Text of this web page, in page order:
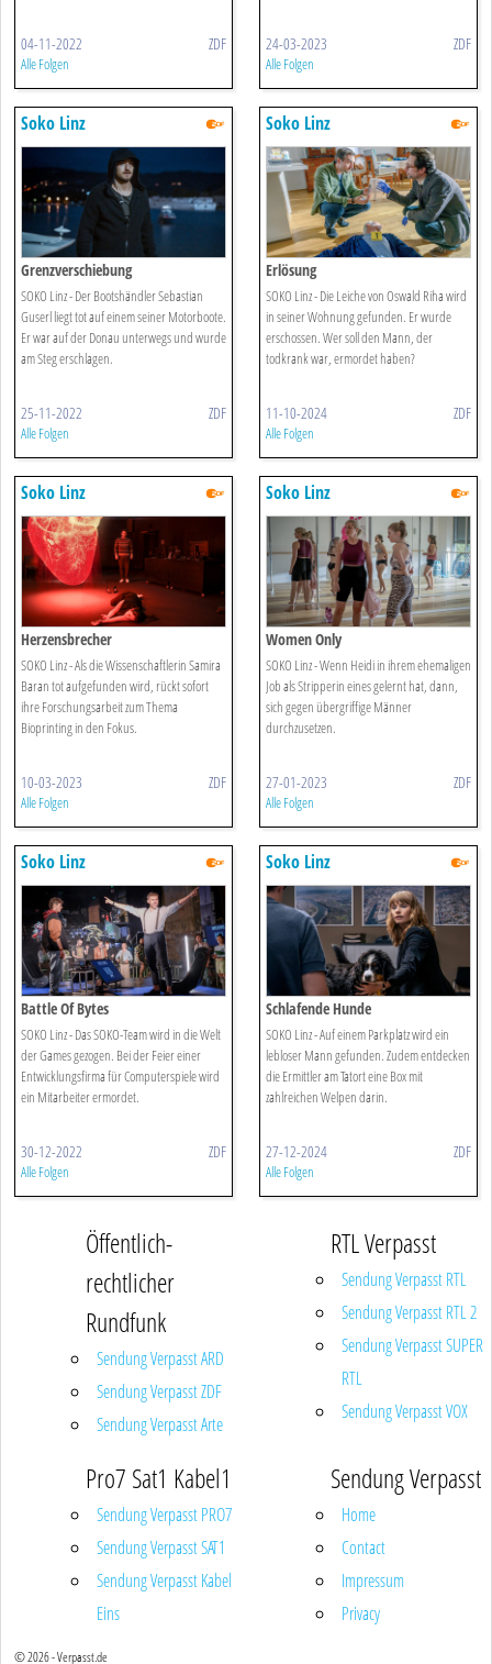
04-11-2022 ZDF
Alle Folgen
24-03-2023 ZDF
Alle Folgen
Soko Linz
Grenzverschiebung
SOKO Linz - Der Bootshändler Sebastian
Guserl liegt tot auf einem seiner Motorboote.
Er war auf der Donau unterwegs und wurde
am Steg erschlagen.
25-11-2022 ZDF
Alle Folgen
Soko Linz
Erlösung
SOKO Linz - Die Leiche von Oswald Riha wird
in seiner Wohnung gefunden. Er wurde
erschossen. Wer soll den Mann, der
todkrank war, ermordet haben?
11-10-2024 ZDF
Alle Folgen
Soko Linz
Herzensbrecher
SOKO Linz - Als die Wissenschaftlerin Samira
Baran tot aufgefunden wird, rückt sofort
ihre Forschungsarbeit zum Thema
Bioprinting in den Fokus.
10-03-2023 ZDF
Alle Folgen
Soko Linz
Women Only
SOKO Linz - Wenn Heidi in ihrem ehemaligen
Job als Stripperin eines gelernt hat, dann,
sich gegen übergriffige Männer
durchzusetzen.
27-01-2023 ZDF
Alle Folgen
Soko Linz
Battle Of Bytes
SOKO Linz - Das SOKO-Team wird in die Welt
der Games gezogen. Bei der Feier einer
Entwicklungsfirma für Computerspiele wird
ein Mitarbeiter ermordet.
30-12-2022 ZDF
Alle Folgen
Soko Linz
Schlafende Hunde
SOKO Linz - Auf einem Parkplatz wird ein
lebloser Mann gefunden. Zudem entdecken
die Ermittler am Tatort eine Box mit
zahlreichen Welpen darin.
27-12-2024 ZDF
Alle Folgen
Öffentlich-
rechtlicher
Rundfunk
Sendung Verpasst ARD
Sendung Verpasst ZDF
Sendung Verpasst Arte
RTL Verpasst
Sendung Verpasst RTL
Sendung Verpasst RTL 2
Sendung Verpasst SUPER
RTL
Sendung Verpasst VOX
Pro7 Sat1 Kabel1
Sendung Verpasst PRO7
Sendung Verpasst SAT1
Sendung Verpasst Kabel
Eins
Sendung Verpasst
Home
Contact
Impressum
Privacy
© 2026 - Verpasst.de